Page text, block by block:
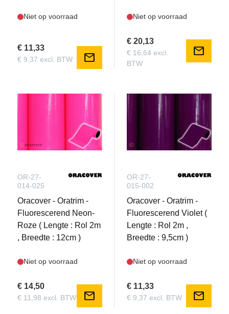
Niet op voorraad
€ 11,33
€ 9,37 excl. BTW mail
Niet op voorraad
€ 20,13
€ 16,64 excl.
BTW
mail
OR-27-
014-025
Oracover - Oratrim -
Fluorescerend Neon-
Roze ( Lengte : Rol 2m
, Breedte : 12cm )
Niet op voorraad
€ 14,50
€ 11,98 excl. BTW mail
OR-27-
015-002
Oracover - Oratrim -
Fluorescerend Violet (
Lengte : Rol 2m ,
Breedte : 9,5cm )
Niet op voorraad
€ 11,33
€ 9,37 excl. BTW mail